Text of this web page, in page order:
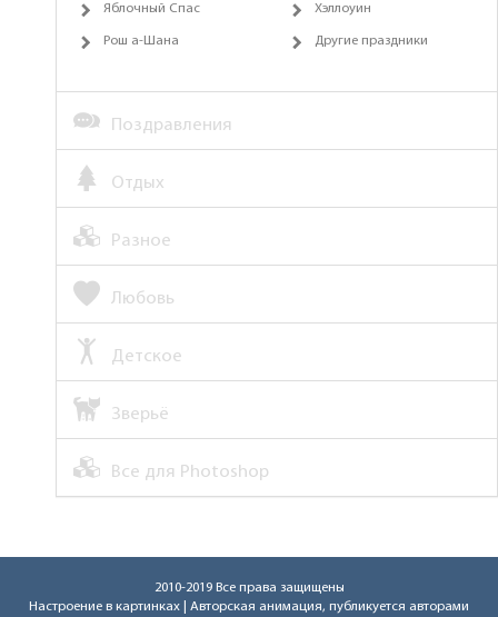
Яблочный Спас Хэллоуин
Рош а-Шана Другие праздники
Поздравления
Отдых
Разное
Любовь
Детское
Зверьё
Все для Photoshop
2010-2019 Все права защищены
Настроение в картинках | Авторская анимация, публикуется авторами